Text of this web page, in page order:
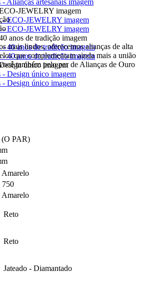
JEWELRY imagem
anos de tradição imagem
único imagem
mais lindos, oferecemos alianças de alta
que complementam ainda mais a união
também pelo par de Alianças de Ouro
(O PAR)
Amarelo
750
Amarelo
Reto
Reto
Jateado - Diamantado